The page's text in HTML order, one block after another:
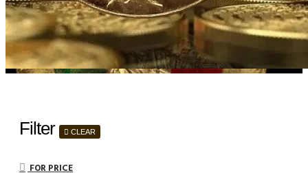
Filter CLEAR
FOR PRICE